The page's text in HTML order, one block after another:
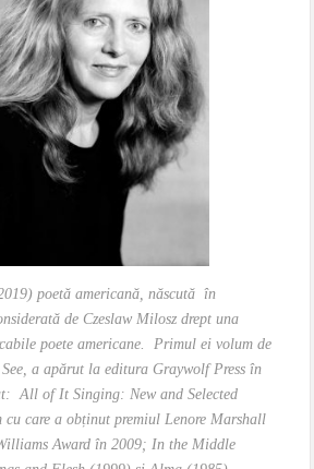
poetă americană, născută în
de Czeslaw Milosz drept una
poete americane. Primul ei volum de
a apărut la editura Graywolf Press în
All of It Singing: New and Selected
cu care a obținut premiul Lenore Marshall
Award în 2009; In the Middle